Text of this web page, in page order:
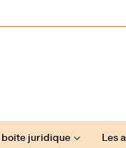
boite juridique Les